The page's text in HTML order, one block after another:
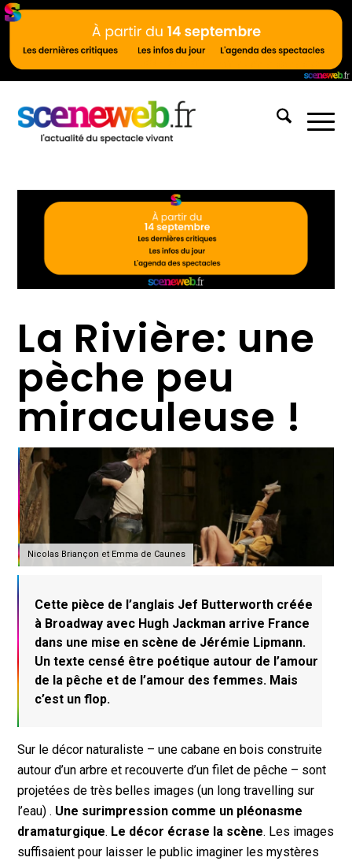
La Rivière: une
pèche peu
miraculeuse !
Nicolas Briançon et Emma de Caunes
Cette pièce de l’anglais Jef Butterworth créée
à Broadway avec Hugh Jackman arrive France
dans une mise en scène de Jérémie Lipmann.
Un texte censé être poétique autour de l’amour
de la pêche et de l’amour des femmes. Mais
c’est un flop.
Sur le décor naturaliste – une cabane en bois construite
autour d’un arbre et recouverte d’un filet de pêche – sont
projetées de très belles images (un long travelling sur
l’eau) . Une surimpression comme un pléonasme
dramaturgique. Le décor écrase la scène. Les images
suffisaient pour laisser le public imaginer les mystères